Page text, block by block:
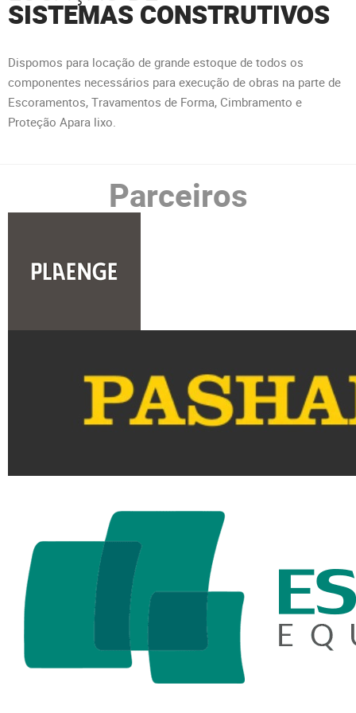
PARA SUA
CONSTRUÇÃO
saiba mais
SISTEMAS CONSTRUTIVOS
Dispomos para locação de grande estoque de todos os
componentes necessários para execução de obras na parte de
Escoramentos, Travamentos de Forma, Cimbramento e
Proteção Apara lixo.
Parceiros